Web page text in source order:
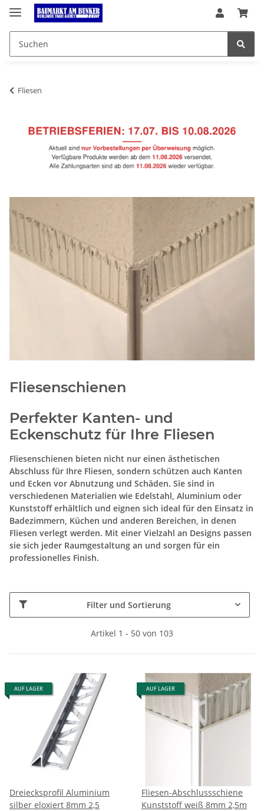
Fliesen
Fliesenschienen
Perfekter Kanten- und
Eckenschutz für Ihre Fliesen
Fliesenschienen bieten nicht nur einen ästhetischen
Abschluss für Ihre Fliesen, sondern schützen auch Kanten
und Ecken vor Abnutzung und Schäden. Sie sind in
verschiedenen Materialien wie Edelstahl, Aluminium oder
Kunststoff erhältlich und eignen sich ideal für den Einsatz in
Badezimmern, Küchen und anderen Bereichen, in denen
Fliesen verlegt werden. Mit einer Vielzahl an Designs passen
sie sich jeder Raumgestaltung an und sorgen für ein
professionelles Finish.
Filter und Sortierung
Artikel 1 - 50 von 103
AUF LAGER
Dreiecksprofil Aluminium
silber eloxiert 8mm 2,5
AUF LAGER
Fliesen-Abschlussschiene
Kunststoff weiß 8mm 2,5m